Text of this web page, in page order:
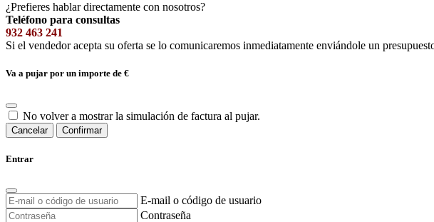
¿Prefieres hablar directamente con nosotros?
Teléfono para consultas
932 463 241
Si el vendedor acepta su oferta se lo comunicaremos inmediatamente enviándole un
Va a pujar por un importe de €
No volver a mostrar la simulación de factura al pujar.
Cancelar Confirmar
Entrar
E-mail o código de usuario
Contraseña